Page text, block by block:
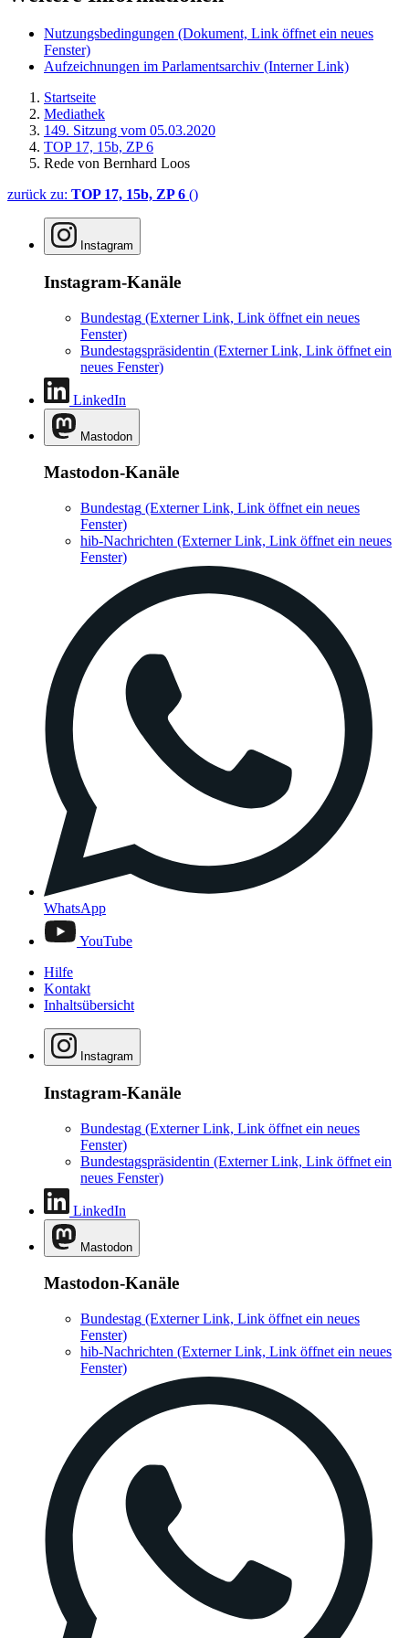
Nutzungsbedingungen (Dokument, Link öffnet ein neues
Fenster)
Aufzeichnungen im Parlamentsarchiv (Interner Link)
Startseite
Mediathek
149. Sitzung vom 05.03.2020
TOP 17, 15b, ZP 6
Rede von Bernhard Loos
zurück zu: TOP 17, 15b, ZP 6 ()
Instagram
Instagram-Kanäle
Bundestag (Externer Link, Link öffnet ein neues
Fenster)
Bundestagspräsidentin (Externer Link, Link öffnet ein
neues Fenster)
LinkedIn
Mastodon
Mastodon-Kanäle
Bundestag (Externer Link, Link öffnet ein neues
Fenster)
hib-Nachrichten (Externer Link, Link öffnet ein neues
Fenster)
WhatsApp
YouTube
Hilfe
Kontakt
Inhaltsübersicht
Instagram
Instagram-Kanäle
Bundestag (Externer Link, Link öffnet ein neues
Fenster)
Bundestagspräsidentin (Externer Link, Link öffnet ein
neues Fenster)
LinkedIn
Mastodon
Mastodon-Kanäle
Bundestag (Externer Link, Link öffnet ein neues
Fenster)
hib-Nachrichten (Externer Link, Link öffnet ein neues
Fenster)